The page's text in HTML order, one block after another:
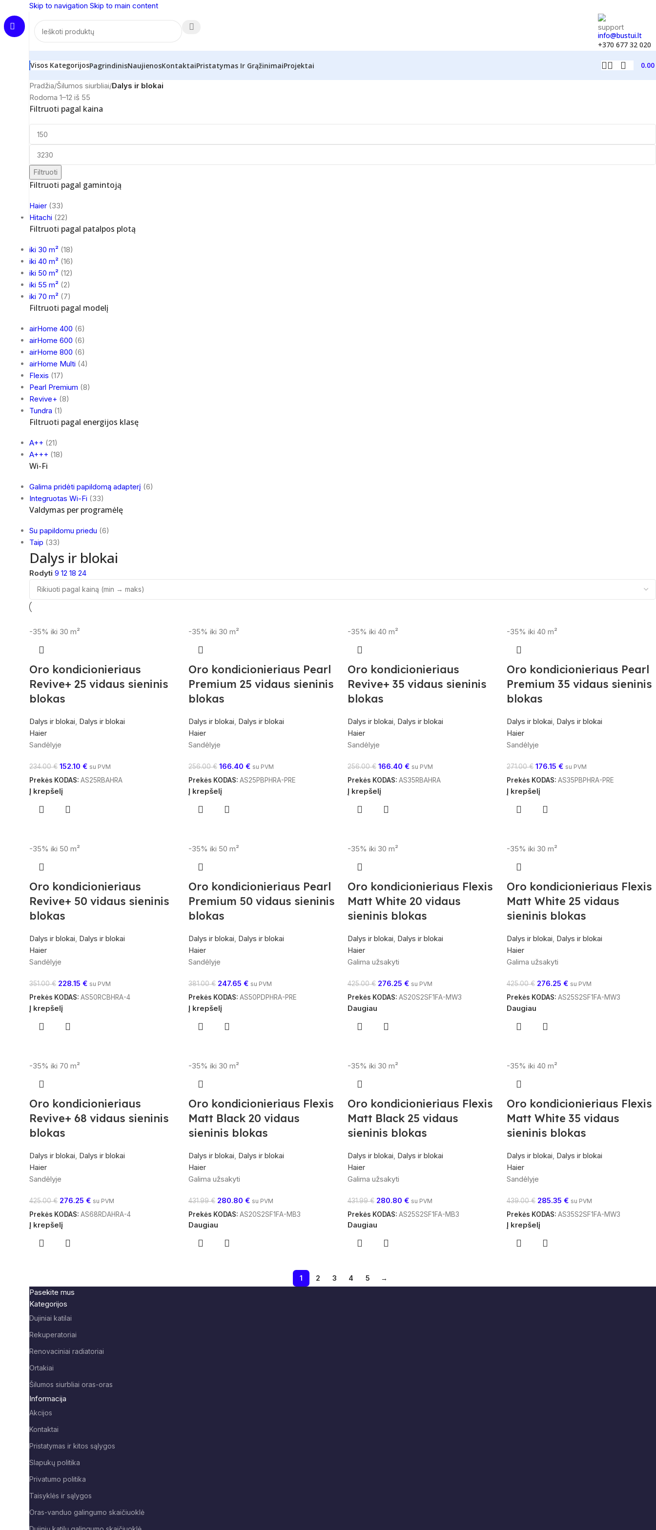
Skip to navigation Skip to main content
info@bustui.lt
+370 677 32 020
Visos KategorijosPagrindinisNaujienosKontaktaiPristatymas Ir GrąžinimaiProjektai 0.00
Pradžia/Šilumos siurbliai/Dalys ir blokai
Rodoma 1–12 iš 55
Filtruoti pagal kaina
Filtruoti
Filtruoti pagal gamintoją
Haier (33)
Hitachi (22)
Filtruoti pagal patalpos plotą
iki 30 m² (18)
iki 40 m² (16)
iki 50 m² (12)
iki 55 m² (2)
iki 70 m² (7)
Filtruoti pagal modelį
airHome 400 (6)
airHome 600 (6)
airHome 800 (6)
airHome Multi (4)
Flexis (17)
Pearl Premium (8)
Revive+ (8)
Tundra (1)
Filtruoti pagal energijos klasę
A++ (21)
A+++ (18)
Wi-Fi
Galima pridėti papildomą adapterį (6)
Integruotas Wi-Fi (33)
Valdymas per programėlę
Su papildomu priedu (6)
Taip (33)
Dalys ir blokai
Rodyti 9 12 18 24
-35% iki 30 m²
Oro kondicionieriaus
Revive+ 25 vidaus sieninis
blokas
Dalys ir blokai, Dalys ir blokai
Haier
Sandėlyje
234.00€ 152.10 € su PVM
Prekės KODAS: AS25RBAHRA
Į krepšelį
-35% iki 30 m²
Oro kondicionieriaus Pearl
Premium 25 vidaus sieninis
blokas
Dalys ir blokai, Dalys ir blokai
Haier
Sandėlyje
256.00€ 166.40 € su PVM
Prekės KODAS: AS25PBPHRA-PRE
Į krepšelį
-35% iki 40 m²
Oro kondicionieriaus
Revive+ 35 vidaus sieninis
blokas
Dalys ir blokai, Dalys ir blokai
Haier
Sandėlyje
256.00€ 166.40 € su PVM
Prekės KODAS: AS35RBAHRA
Į krepšelį
-35% iki 40 m²
Oro kondicionieriaus Pearl
Premium 35 vidaus sieninis
blokas
Dalys ir blokai, Dalys ir blokai
Haier
Sandėlyje
271.00€ 176.15 € su PVM
Prekės KODAS: AS35PBPHRA-PRE
Į krepšelį
-35% iki 50 m²
Oro kondicionieriaus
Revive+ 50 vidaus sieninis
blokas
Dalys ir blokai, Dalys ir blokai
Haier
Sandėlyje
351.00€ 228.15 € su PVM
Prekės KODAS: AS50RCBHRA-4
Į krepšelį
-35% iki 50 m²
Oro kondicionieriaus Pearl
Premium 50 vidaus sieninis
blokas
Dalys ir blokai, Dalys ir blokai
Haier
Sandėlyje
381.00€ 247.65 € su PVM
Prekės KODAS: AS50PDPHRA-PRE
Į krepšelį
-35% iki 30 m²
Oro kondicionieriaus Flexis
Matt White 20 vidaus
sieninis blokas
Dalys ir blokai, Dalys ir blokai
Haier
Galima užsakyti
425.00€ 276.25 € su PVM
Prekės KODAS: AS20S2SF1FA-MW3
Daugiau
-35% iki 30 m²
Oro kondicionieriaus Flexis
Matt White 25 vidaus
sieninis blokas
Dalys ir blokai, Dalys ir blokai
Haier
Galima užsakyti
425.00€ 276.25 € su PVM
Prekės KODAS: AS25S2SF1FA-MW3
Daugiau
-35% iki 70 m²
Oro kondicionieriaus
Revive+ 68 vidaus sieninis
blokas
Dalys ir blokai Dalys ir blokai
Haier
Sandėlyje
425.00€ 276.25 € su PVM
Prekės KODAS: AS68RDAHRA-4
Į krepšelį
-35% iki 30 m²
Oro kondicionieriaus Flexis
Matt Black 20 vidaus
sieninis blokas
Dalys ir blokai Dalys ir blokai
Haier
Galima užsakyti
431.99€ 280.80 € su PVM
Prekės KODAS: AS20S2SF1FA-MB3
Daugiau
-35% iki 30 m²
Oro kondicionieriaus Flexis
Matt Black 25 vidaus
sieninis blokas
Dalys ir blokai Dalys ir blokai
Haier
Galima užsakyti
431.99€ 280.80 € su PVM
Prekės KODAS: AS25S2SF1FA-MB3
Daugiau
-35% iki 40 m²
Oro kondicionieriaus Flexis
Matt White 35 vidaus
sieninis blokas
Dalys ir blokai Dalys ir blokai
Haier
Sandėlyje
439.00€ 285.35 € su PVM
Prekės KODAS: AS35S2SF1FA-MW3
Į krepšelį
1 2 3 4 5 →
Pasekite mus
Kategorijos
Dujiniai katilai
Rekuperatoriai
Renovaciniai radiatoriai
Ortakiai
Šilumos siurbliai oras-oras
Informacija
Akcijos
Kontaktai
Pristatymas ir kitos sąlygos
Slapukų politika
Privatumo politika
Taisyklės ir sąlygos
Oras-vanduo galingumo skaičiuoklė